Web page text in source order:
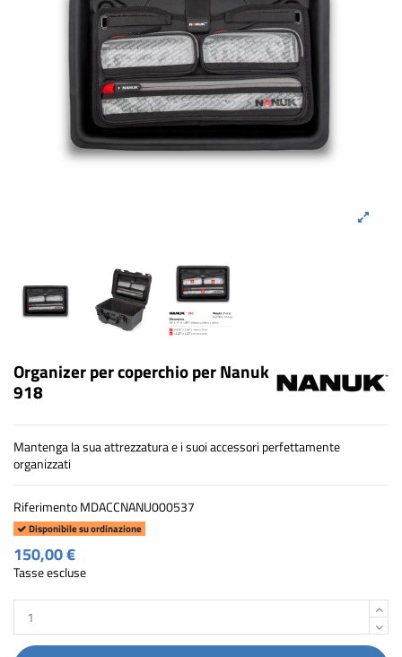
Organizer per coperchio per Nanuk
918
Mantenga la sua attrezzatura e i suoi accessori perfettamente
organizzati
RiferimentoMDACCNANU000537
Disponibile su ordinazione
150,00 €
Tasse escluse